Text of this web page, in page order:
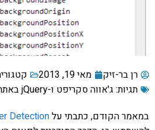
רן בר-זיק מאי 19, 2013
תגיות: ג'אווה סקריפט ו-jQuery באתרי אינטרנט
במאמר הקודם, כתבתי עלDetection